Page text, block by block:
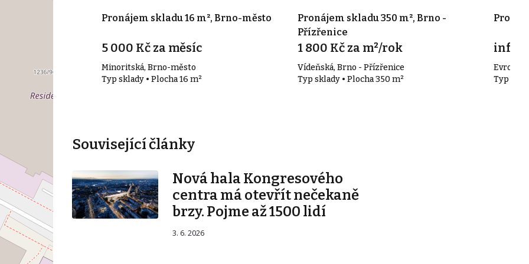
m², Brno-
m²
Pronájem skladu 16 m², Brno-město
5 000 Kč za měsíc
Minoritská, Brno-město
Typ sklady • Plocha 16 m²
Pronájem skladu 350 m², Brno -
Přízřenice
1 800 Kč za m²/rok
Vídeňská, Brno - Přízřenice
Typ sklady • Plocha 350 m²
info v
Typ
Související články
Nová hala Kongresového
centra má otevřít nečekaně
brzy. Pojme až 1500 lidí
3. 6. 2026